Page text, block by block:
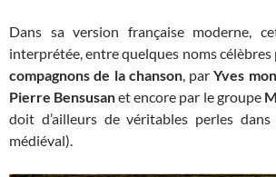
Dans sa version française moderne,
interprétée, entre quelques noms célèbres
compagnons de la chanson, parYves
Pierre Bensusanet encore par le groupe
doit d’ailleurs de véritables perles
médiéval).